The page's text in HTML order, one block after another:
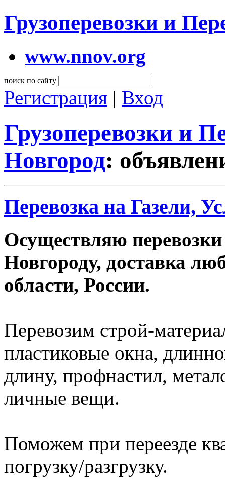
Грузоперевозки и
www.nnov.org
поиск по сайту
Регистрация | Вход
Грузоперевозки и
Новгород:
Перевозка на Газели,
Осуществляю
Новгороду, доставка
области, России.
Перевозим строй-
пластиковые окна,
длину, профнастил,
личные вещи.
Поможем при переезде
погрузку/разгрузку.